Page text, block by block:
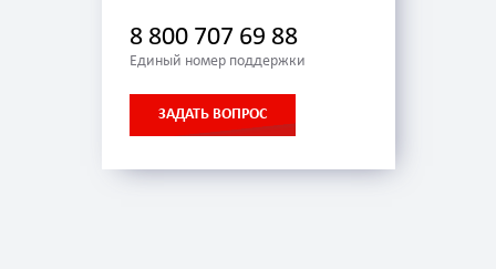
8 800 707 69 88
Единый номер поддержки
ЗАДАТЬ ВОПРОС